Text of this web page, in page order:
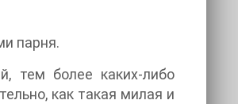
парня.
тем более каких-либо
как такая милая и